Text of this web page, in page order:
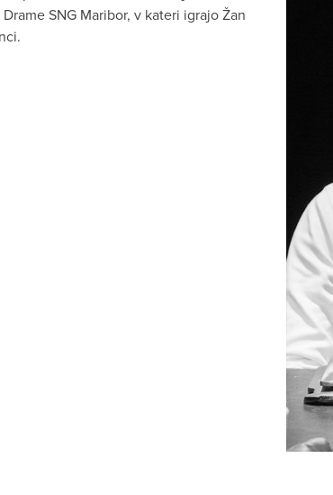
SNG Maribor, v kateri igrajo Žan